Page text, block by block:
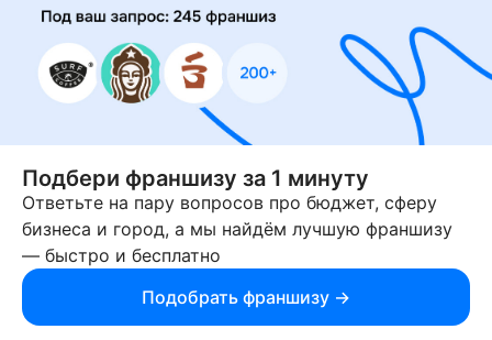
правообладателями/их представителями. Бизнесменс.ру
не является посредником или представителем
правообладателя и не несет ответственность за условия
предоставления франшизы и действия лиц,
осуществленные на основании информации, имеющейся
на сайте или полученной через него. За достоверность
предоставленной информации несет ответственность
правообладатель.
© 2013-2026 Бизнесменс.ру. ИП Богомолов Ю. А. ИНН
166109472099 ОГРН 1315169000030181.
При использовании материалов гиперссылка на businessmens.ru
обязательна. 12+
Подбери франшизу за 1 минуту
Ответьте на пару вопросов про бюджет, сферу
бизнеса и город, а мы найдём лучшую франшизу
— быстро и бесплатно
Подобрать франшизу →